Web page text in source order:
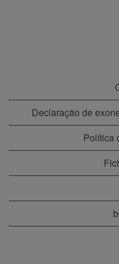
Declaração de
Política